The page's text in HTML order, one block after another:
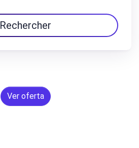
Rechercher
Ver oferta